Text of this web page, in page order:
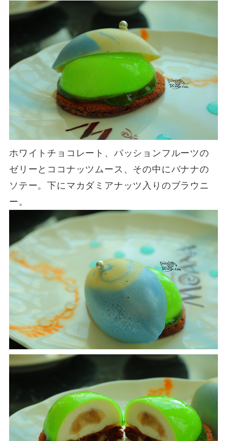
ホワイトチョコレート、パッションフルーツの
ゼリーとココナッツムース、その中にバナナの
ソテー。下にマカダミアナッツ入りのブラウニ
ー。